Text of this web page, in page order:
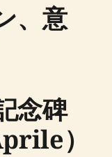
、意
念碑
）